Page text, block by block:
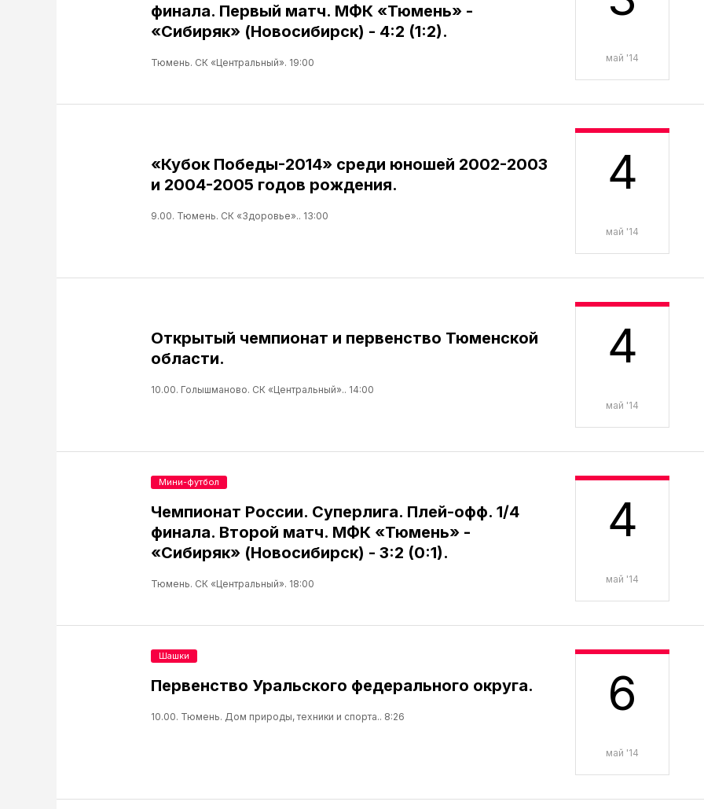
май '14
финала. Первый матч. МФК «Тюмень» -
«Сибиряк» (Новосибирск) - 4:2 (1:2).
Тюмень. СК «Центральный». 19:00
4
май '14
«Кубок Победы-2014» среди юношей 2002-2003
и 2004-2005 годов рождения.
9.00. Тюмень. СК «Здоровье».. 13:00
4
май '14
Открытый чемпионат и первенство Тюменской
области.
10.00. Голышманово. СК «Центральный».. 14:00
4
май '14
Чемпионат России. Суперлига. Плей-офф. 1/4
финала. Второй матч. МФК «Тюмень» -
«Сибиряк» (Новосибирск) - 3:2 (0:1).
Тюмень. СК «Центральный». 18:00
Мини-футбол
6
май '14
Первенство Уральского федерального округа.
10.00. Тюмень. Дом природы, техники и спорта.. 8:26
Шашки